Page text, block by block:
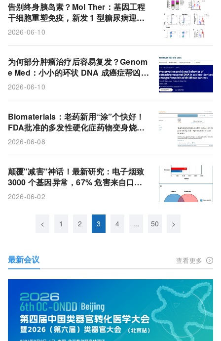
告别终身胰岛素？Mol Ther：基因工程
干细胞重塑免疫，新发 1 型糖尿病迎来
逆转新疗法
2026-06-10
为何部分肿瘤治疗后容易复发？Genom
e Med：小小的环状 DNA 成癌症帮凶，
新研究验证肿瘤模型的真实价值
2026-06-10
Biomaterials：老药新用“涂”个快好！
FDA批准的多发性硬化症药物变身烧伤
凝胶，21天促近痊愈
2026-06-08
颠覆"减害"神话！最新研究：电子烟致
3000 个基因异常，67% 危害来自口味
和设备
2026-06-02
< 1 2 3 4 ... 50 >
最新会议 查看更多